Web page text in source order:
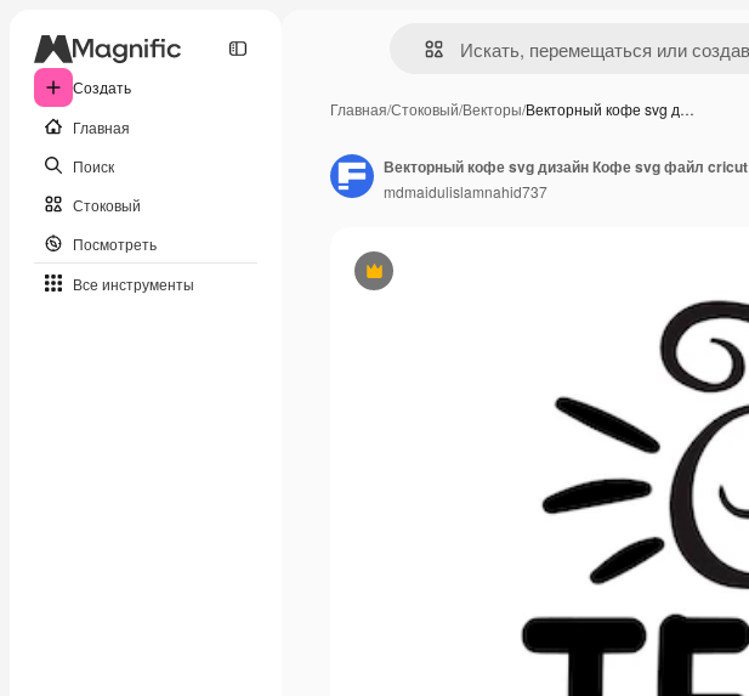
Создать
Главная
Поиск
Стоковый
Посмотреть
Все инструменты
Главная/Стоковый/Векторы/Векторный кофе svg д…
Премиум
Векторный кофе svg дизайн Кофе svg файл cricut
mdmaidulislamnahid737